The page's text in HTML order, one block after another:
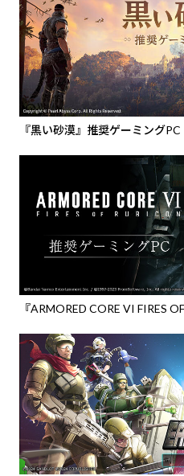
『黒い砂漠』推奨ゲーミングPC
『ARMORED CORE VI FIRES